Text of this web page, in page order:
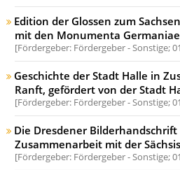
Edition der Glossen zum
mit den Monumenta
Fördergeber: Fördergeber - Sonstige;
Geschichte der Stadt Halle in
Ranft, gefördert von der Stadt
Fördergeber: Fördergeber - Sonstige;
Die Dresdener
Zusammenarbeit mit der
Fördergeber: Fördergeber - Sonstige;